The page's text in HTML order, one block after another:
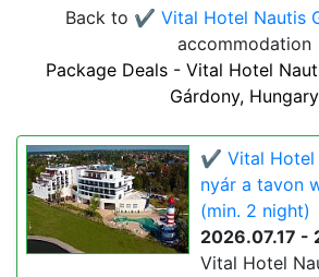
Back to ✔️ Vital Hotel Nautis
accommodation
Package Deals - Vital Hotel
Gárdony, Hungary
✔️ Vital Hotel
nyár a tavon
(min. 2 night)
2026.07.17 -
Vital Hotel